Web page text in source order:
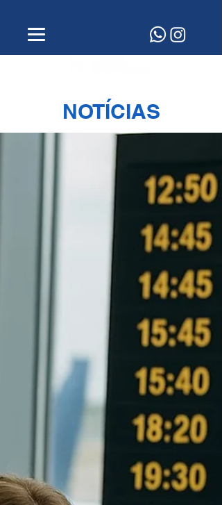
NOTÍCIAS